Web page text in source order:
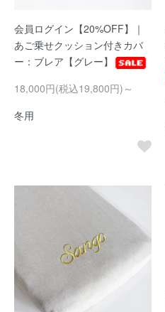
会員ログイン【20%OFF】｜
あご乗せクッション付きカバ
ー：ブレア【グレー】
18,000円(税込19,800円)～
冬用